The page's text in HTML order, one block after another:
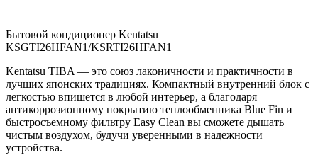
Бытовой кондиционер Kentatsu
KSGTI26HFAN1/KSRTI26HFAN1
Kentatsu TIBA — это союз лаконичности и практичности в
лучших японских традициях. Компактный внутренний блок с
легкостью впишется в любой интерьер, а благодаря
антикоррозионному покрытию теплообменника Blue Fin и
быстросъемному фильтру Easy Clean вы сможете дышать
чистым воздухом, будучи уверенными в надежности
устройства.